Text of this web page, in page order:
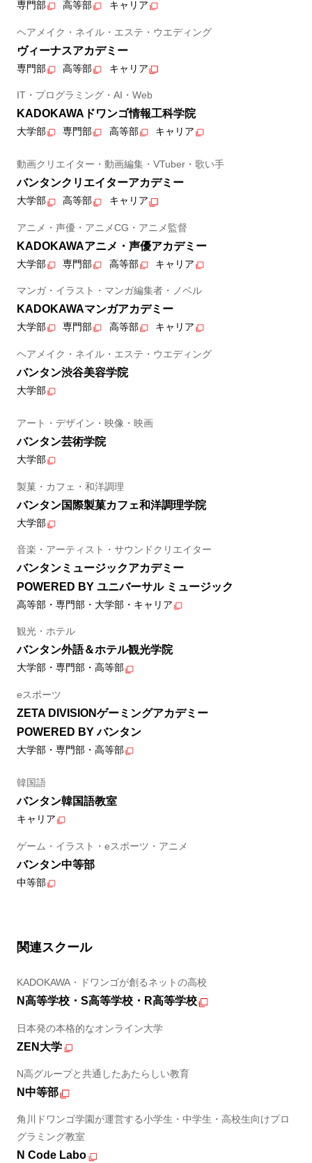
専門部 高等部 キャリア
ヘアメイク・ネイル・エステ・ウエディング
ヴィーナスアカデミー
専門部 高等部 キャリア
IT・プログラミング・AI・Web
KADOKAWAドワンゴ情報工科学院
大学部 専門部 高等部 キャリア
動画クリエイター・動画編集・VTuber・歌い手
バンタンクリエイターアカデミー
大学部 高等部 キャリア
アニメ・声優・アニメCG・アニメ監督
KADOKAWAアニメ・声優アカデミー
大学部 専門部 高等部 キャリア
マンガ・イラスト・マンガ編集者・ノベル
KADOKAWAマンガアカデミー
大学部 専門部 高等部 キャリア
ヘアメイク・ネイル・エステ・ウエディング
バンタン渋谷美容学院
大学部
アート・デザイン・映像・映画
バンタン芸術学院
大学部
製菓・カフェ・和洋調理
バンタン国際製菓カフェ和洋調理学院
大学部
音楽・アーティスト・サウンドクリエイター
バンタンミュージックアカデミー
POWERED BY ユニバーサル ミュージック
高等部・専門部・大学部・キャリア
観光・ホテル
バンタン外語＆ホテル観光学院
大学部・専門部・高等部
eスポーツ
ZETA DIVISIONゲーミングアカデミー
POWERED BY バンタン
大学部・専門部・高等部
韓国語
バンタン韓国語教室
キャリア
ゲーム・イラスト・eスポーツ・アニメ
バンタン中等部
中等部
関連スクール
KADOKAWA・ドワンゴが創るネットの高校
N高等学校・S高等学校・R高等学校
日本発の本格的なオンライン大学
ZEN大学
N高グループと共通したあたらしい教育
N中等部
角川ドワンゴ学園が運営する小学生・中学生・高校生向けプロ
グラミング教室
N Code Labo